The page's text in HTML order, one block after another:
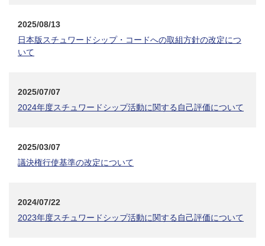
2025/08/13
日本版スチュワードシップ・コードへの取組方針の改定につ
いて
2025/07/07
2024年度スチュワードシップ活動に関する自己評価について
2025/03/07
議決権行使基準の改定について
2024/07/22
2023年度スチュワードシップ活動に関する自己評価について